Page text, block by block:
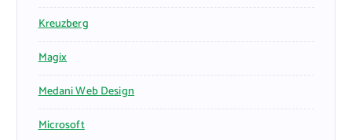
Kreuzberg
Magix
Medani Web Design
Microsoft